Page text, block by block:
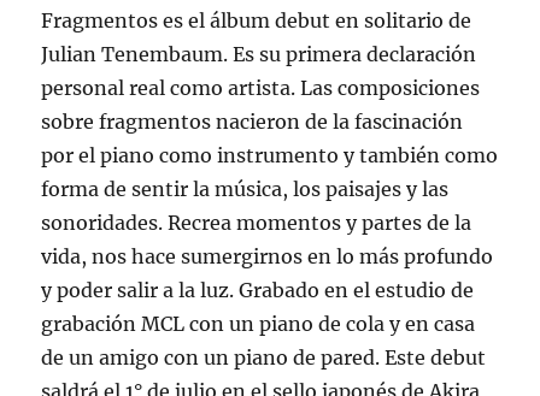
Fragmentos es el álbum debut en solitario de
Julian Tenembaum. Es su primera declaración
personal real como artista. Las composiciones
sobre fragmentos nacieron de la fascinación
por el piano como instrumento y también como
forma de sentir la música, los paisajes y las
sonoridades. Recrea momentos y partes de la
vida, nos hace sumergirnos en lo más profundo
y poder salir a la luz. Grabado en el estudio de
grabación MCL con un piano de cola y en casa
de un amigo con un piano de pared. Este debut